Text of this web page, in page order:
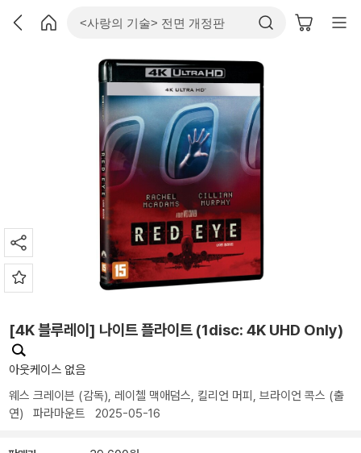
[4K 블루레이] 나이트 플라이트 (1disc: 4K UHD Only)
아웃케이스 없음
웨스 크레이븐 (감독), 레이첼 맥애덤스, 킬리언 머피 , 브라이언 콕스 (출
연) 파라마운트 2025-05-16